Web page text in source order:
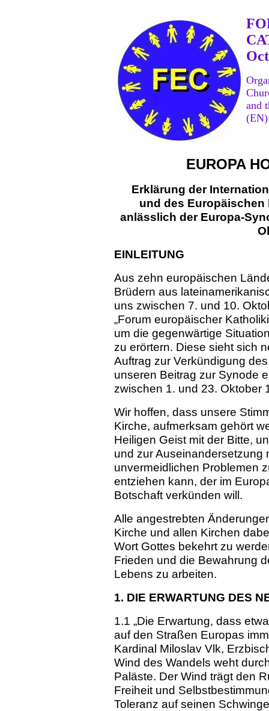
and
(EN)
EUROPA
Erklärung der
und des
anlässlich der Europa-
EINLEITUNG
Aus zehn europäischen
Brüdern aus
uns zwischen 7. und 10.
„Forum europäischer
um die gegenwärtige
zu erörtern. Diese sieht sich
Auftrag zur Verkündigung
unseren Beitrag zur Synode
zwischen 1. und 23. Oktober
Wir hoffen, dass unsere
Kirche, aufmerksam gehört
Heiligen Geist mit der Bitte,
und zur Auseinandersetzung
unvermeidlichen Problemen
entziehen kann, der im
Botschaft verkünden will.
Alle angestrebten
Kirche und allen Kirchen
Wort Gottes bekehrt zu
Frieden und die Bewahrung
Lebens zu arbeiten.
1. DIE ERWARTUNG DES
1.1 „Die Erwartung, dass
auf den Straßen Europas
Kardinal Miloslav Vlk,
Wind des Wandels weht
Paläste. Der Wind trägt den
Freiheit und
Toleranz auf seinen